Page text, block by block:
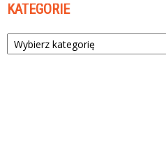
KATEGORIE
Kategorie